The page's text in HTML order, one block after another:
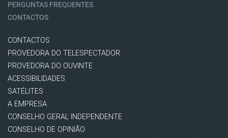
PERGUNTAS FREQUENTES
CONTACTOS
CONTACTOS
PROVEDORA DO TELESPECTADOR
PROVEDORA DO OUVINTE
ACESSIBILIDADES
SATÉLITES
A EMPRESA
CONSELHO GERAL INDEPENDENTE
CONSELHO DE OPINIÃO